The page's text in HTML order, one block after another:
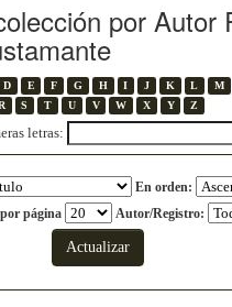
por Autor
D E F G H I J K L M
S T U V W X Y Z
letras:
En orden:
página
Autor/Registro: